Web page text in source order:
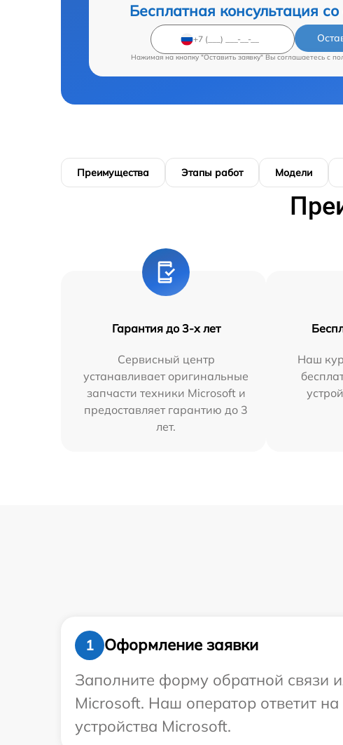
Бесплатная консультация
Нажимая на кнопку "Оставить заявку" Вы соглашаетесь c
Преимущества Этапы работ Модели
Гарантия до 3-х лет
Сервисный центр
устанавливает оригинальные
запчасти техники Microsoft и
предоставляет гарантию до 3
лет.
Наш
1
Оформление заявки
Заполните форму обратной связи
Microsoft. Наш оператор ответит
устройства Microsoft.